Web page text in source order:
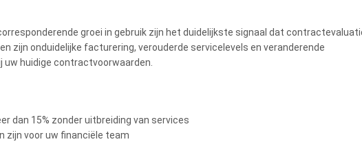
groei in gebruik zijn het duidelijkste signaal dat
zijn onduidelijke facturering, verouderde servicelevels en veranderende
huidige contractvoorwaarden.
dan 15% zonder uitbreiding van services
zijn voor uw financiële team